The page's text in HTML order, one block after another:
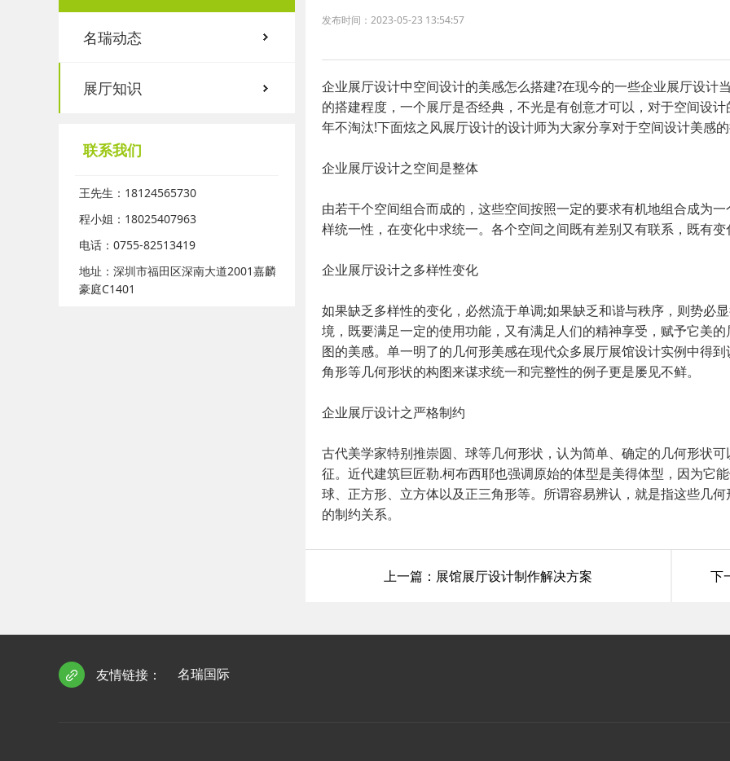
名瑞动态
展厅知识
联系我们
王先生：18124565730
程小姐：18025407963
电话：0755-82513419
地址：深圳市福田区深南大道2001嘉麟
豪庭C1401
发布时间：2023-05-23 13:54:57
企业展厅设计中空间设计的美感怎么搭建?在现今的一些企业展厅设计
的搭建程度，一个展厅是否经典，不光是有创意才可以，对于空间设
年不淘汰!下面炫之风展厅设计的设计师为大家分享对于空间设计美感
企业展厅设计之空间是整体
由若干个空间组合而成的，这些空间按照一定的要求有机地组合成为
样统一性，在变化中求统一。各个空间之间既有差别又有联系，既有
企业展厅设计之多样性变化
如果缺乏多样性的变化，必然流于单调;如果缺乏和谐与秩序，则势必
境，既要满足一定的使用功能，又有满足人们的精神享受，赋予它美
图的美感。单一明了的几何形美感在现代众多展厅展馆设计实例中得
角形等几何形状的构图来谋求统一和完整性的例子更是屡见不鲜。
企业展厅设计之严格制约
古代美学家特别推崇圆、球等几何形状，认为简单、确定的几何形状
征。近代建筑巨匠勒.柯布西耶也强调原始的体型是美得体型，因为它
球、正方形、立方体以及正三角形等。所谓容易辨认，就是指这些几
的制约关系。
上一篇：展馆展厅设计制作解决方案 下
友情链接： 名瑞国际